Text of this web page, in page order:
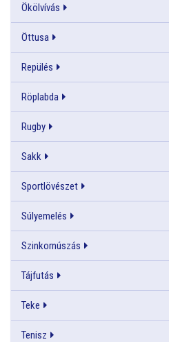
Ökölvívás
Öttusa
Repülés
Röplabda
Rugby
Sakk
Sportlövészet
Súlyemelés
Szinkornúszás
Tájfutás
Teke
Tenisz